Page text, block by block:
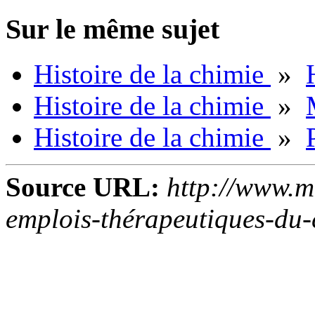
Sur le même sujet
Histoire de la chimie »
Histoire de la chimie »
Histoire de la chimie »
Source URL: http://
emplois-thérapeutiques-